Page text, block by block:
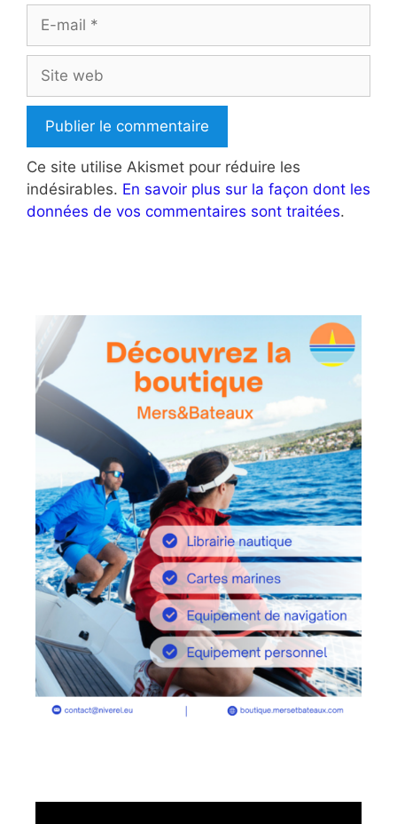
Site
web
Ce site utilise Akismet pour réduire les
indésirables. En savoir plus sur la façon dont les
données de vos commentaires sont traitées.